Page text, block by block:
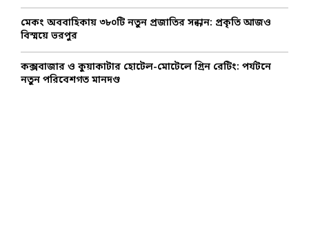
মেকং অববাহিকায় ৩৮০টি নতুন প্রজাতির সন্ধান: প্রকৃতি আজও
বিস্ময়ে ভরপুর
কক্সবাজার ও কুয়াকাটার হোটেল-মোটেলে গ্রিন রেটিং: পর্যটনে
নতুন পরিবেশগত মানদণ্ড